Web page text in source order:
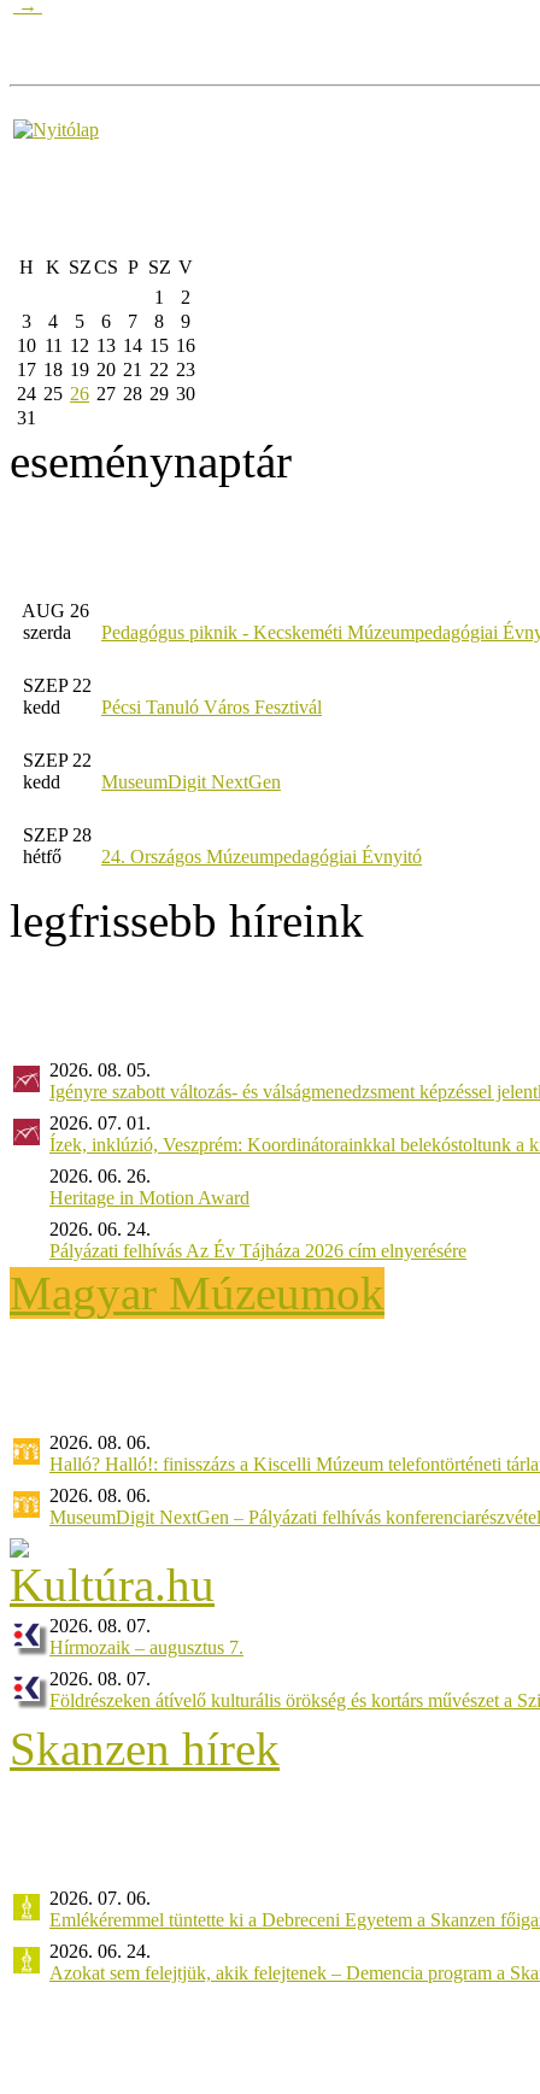
→
H K SZCS P SZ V
1
2
3
4 5 6 7 8
9
10 11 12 13 14 15 16
17 18 19 20 21 22 23
24 25 26 27 28 29 30
31
eseménynaptár
AUG 26
szerda
Pedagógus piknik - Kecskeméti Múzeumpedagógiai
SZEP 22
kedd
Pécsi Tanuló Város Fesztivál
SZEP 22
kedd
MuseumDigit NextGen
SZEP 28
hétfő
24. Országos Múzeumpedagógiai Évnyitó
legfrissebb híreink
2026. 08. 05.
Igényre szabott változás- és válságmenedzsment képzéssel
2026. 07. 01.
Ízek, inklúzió, Veszprém: Koordinátorainkkal belekóstoltunk a
2026. 06. 26.
Heritage in Motion Award
2026. 06. 24.
Pályázati felhívás Az Év Tájháza 2026 cím elnyerésére
Magyar Múzeumok
2026. 08. 06.
Halló? Halló!: finisszázs a Kiscelli Múzeum telefontörténeti
2026. 08. 06.
MuseumDigit NextGen – Pályázati felhívás
2026. 08. 07.
Hírmozaik – augusztus 7.
2026. 08. 07.
Földrészeken átívelő kulturális örökség és kortárs művészet a
Skanzen hírek
2026. 07. 06.
Emlékéremmel tüntette ki a Debreceni Egyetem a Skanzen
2026. 06. 24.
Azokat sem felejtjük, akik felejtenek – Demencia program a